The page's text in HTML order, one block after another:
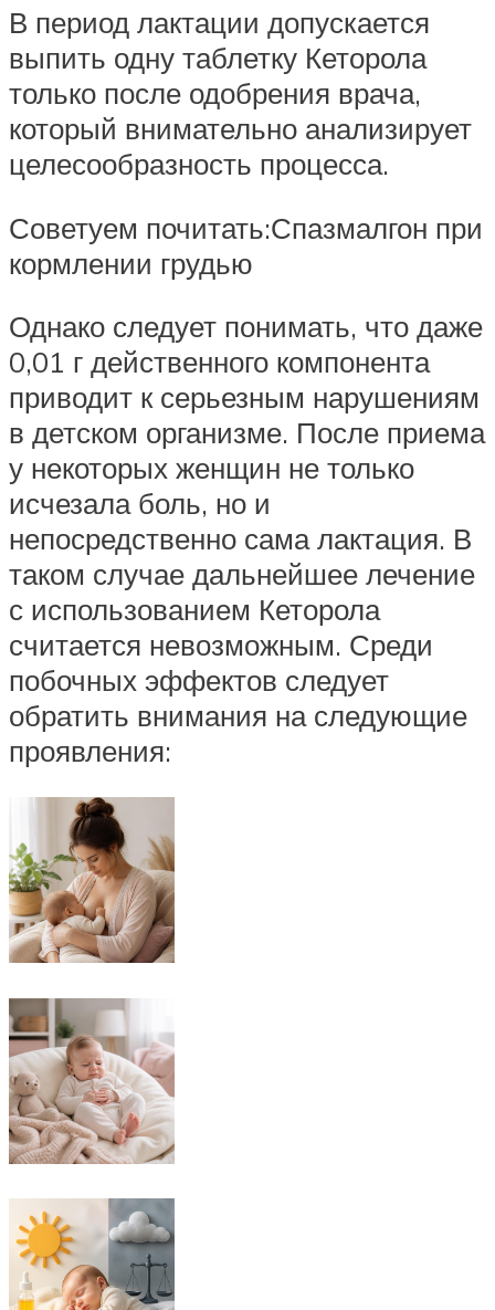
В период лактации допускается
выпить одну таблетку Кеторола
только после одобрения врача,
который внимательно анализирует
целесообразность процесса.
Советуем почитать:Спазмалгон при
кормлении грудью
Однако следует понимать, что даже
0,01 г действенного компонента
приводит к серьезным нарушениям
в детском организме. После приема
у некоторых женщин не только
исчезала боль, но и
непосредственно сама лактация. В
таком случае дальнейшее лечение
с использованием Кеторола
считается невозможным. Среди
побочных эффектов следует
обратить внимания на следующие
проявления: